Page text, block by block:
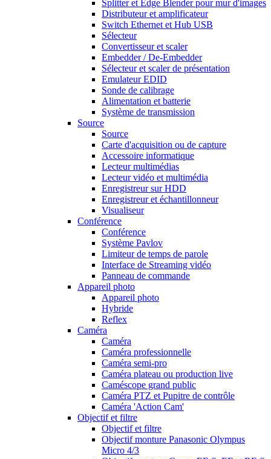
Splitter et Edge Blender pour mur d'images
Distributeur et amplificateur
Switch Ethernet et Hub USB
Sélecteur
Convertisseur et scaler
Embedder / De-Embedder
Sélecteur et scaler de présentation
Emulateur EDID
Sonde de calibrage
Alimentation et batterie
Système de transmission
Source
Source
Carte d'acquisition ou de capture
Accessoire informatique
Lecteur multimédias
Lecteur vidéo et multimédia
Enregistreur sur HDD
Enregistreur et échantillonneur
Visualiseur
Conférence
Conférence
Système Pavlov
Limiteur de temps de parole
Interface de Streaming vidéo
Panneau de commande
Appareil photo
Appareil photo
Hybride
Reflex
Caméra
Caméra
Caméra professionnelle
Caméra semi-pro
Caméra plateau ou production live
Caméscope grand public
Caméra PTZ et Pupitre de contrôle
Caméra 'Action Cam'
Objectif et filtre
Objectif et filtre
Objectif monture Panasonic Olympus
Micro 4/3